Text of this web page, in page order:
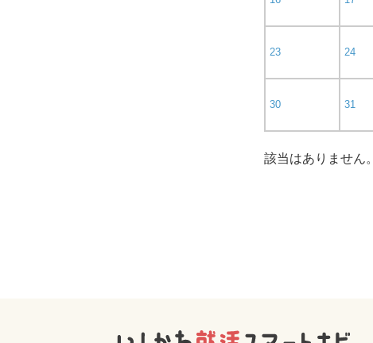
23 24
30 31
該当はありません。